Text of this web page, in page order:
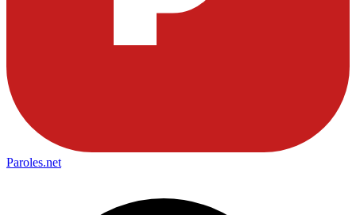
Paroles.net